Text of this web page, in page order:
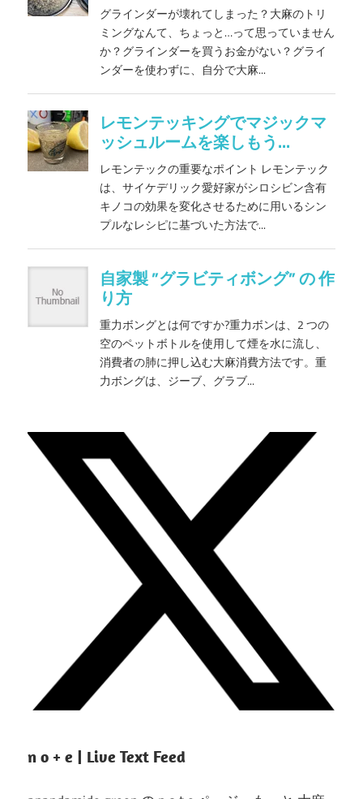
n o + e | Live Text Feed